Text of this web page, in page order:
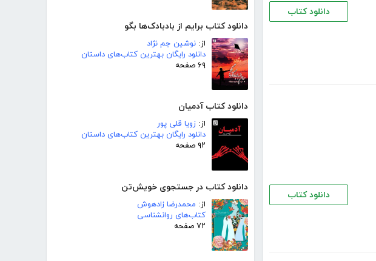
دانلود کتاب برایم از بادبادک‌ها بگو
از: نوشین جم نژاد
دانلود رایگان بهترین کتاب‌های داستان
۶۹ صفحه
دانلود کتاب آدمیان
از: زویا قلی پور
دانلود رایگان بهترین کتاب‌های داستان
۹۲ صفحه
دانلود کتاب در جستجوی خویش‌تن
از: محمدرضا زادهوش
کتاب‌های روانشناسی
۷۲ صفحه
دانلود کتاب
دانلود کتاب